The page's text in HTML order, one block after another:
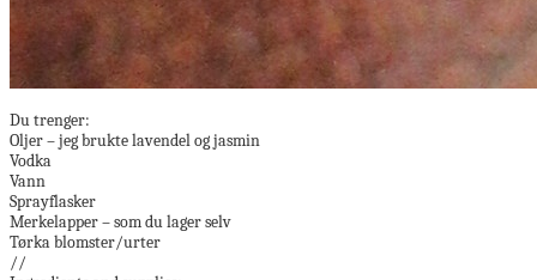
Du trenger:
Oljer – jeg brukte lavendel og jasmin
Vodka
Vann
Sprayflasker
Merkelapper – som du lager selv
Tørka blomster/urter
//